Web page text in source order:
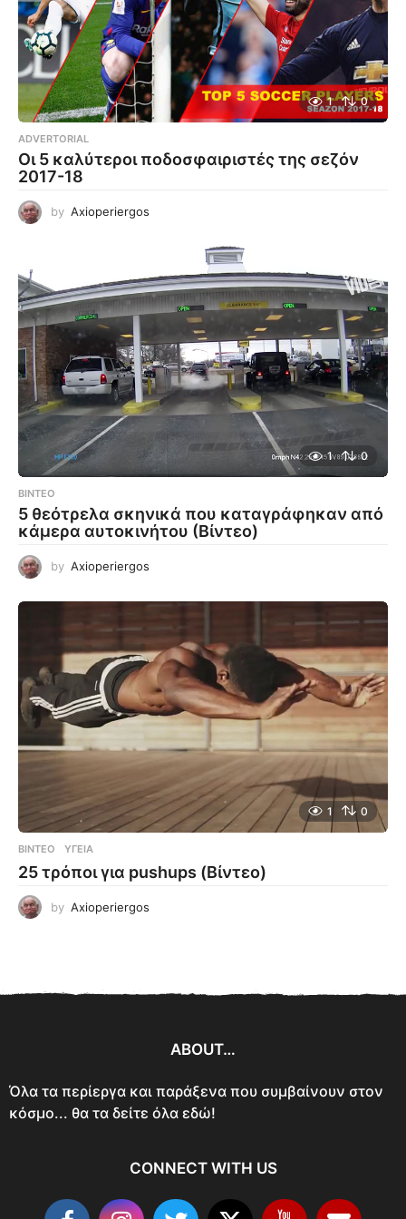
1 0
ADVERTORIAL
Οι 5 καλύτεροι ποδοσφαιριστές της σεζόν
2017-18
by Axioperiergos
1 0
ΒΊΝΤΕΟ
5 θεότρελα σκηνικά που καταγράφηκαν από
κάμερα αυτοκινήτου (Βίντεο)
by Axioperiergos
1 0
ΒΊΝΤΕΟ ΥΓΕΊΑ
25 τρόποι για pushups (Βίντεο)
by Axioperiergos
ABOUT…
Όλα τα περίεργα και παράξενα που συμβαίνουν στον
κόσμο... θα τα δείτε όλα εδώ!
CONNECT WITH US